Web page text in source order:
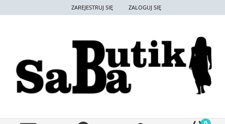
ZAREJESTRUJ SIĘ ZALOGUJ SIĘ